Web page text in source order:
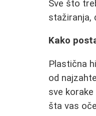
Sve što
stažiranja,
Kako
Plastična
od
sve
šta vas